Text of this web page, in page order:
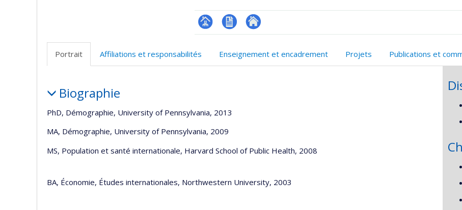
Page
(faculté,département,école)
CV
anglais
Autre
Portrait Affiliations et responsabilités Enseignement et encadrement Projets Publications et
Biographie
PhD, Démographie, University of Pennsylvania, 2013
MA, Démographie, University of Pennsylvania, 2009
MS, Population et santé internationale, Harvard School of Public Health, 2008
BA, Économie, Études internationales, Northwestern University, 2003